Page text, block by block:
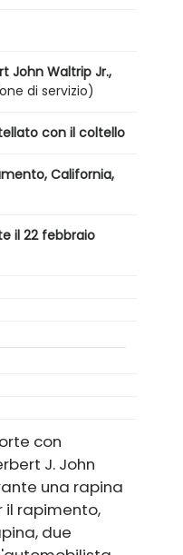
John Waltrip Jr.,
di servizio)
con il coltello
California,
il 22 febbraio
con
J. John
una rapina
il rapimento,
due